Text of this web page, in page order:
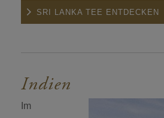
SRI LANKA TEE ENTDECKEN
Indien
Im